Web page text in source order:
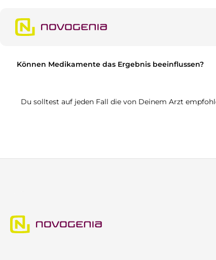
Können Medikamente das Ergebnis beeinflussen?
Du solltest auf jeden Fall die von Deinem Arzt